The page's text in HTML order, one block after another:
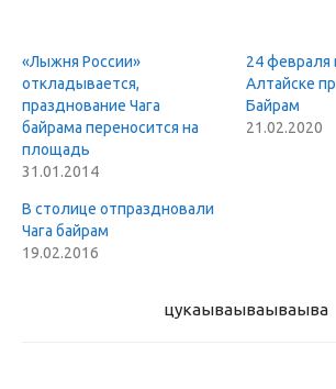
«Лыжня России»
откладывается,
празднование Чага
байрама переносится на
площадь
31.01.2014
24 февраля
Алтайске
Байрам
21.02.2020
В столице отпраздновали
Чага байрам
19.02.2016
цукаываываываыва